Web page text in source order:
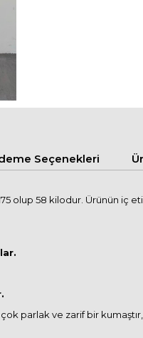
Seçenekleri
olup 58 kilodur. Ürünün iç
parlak ve zarif bir